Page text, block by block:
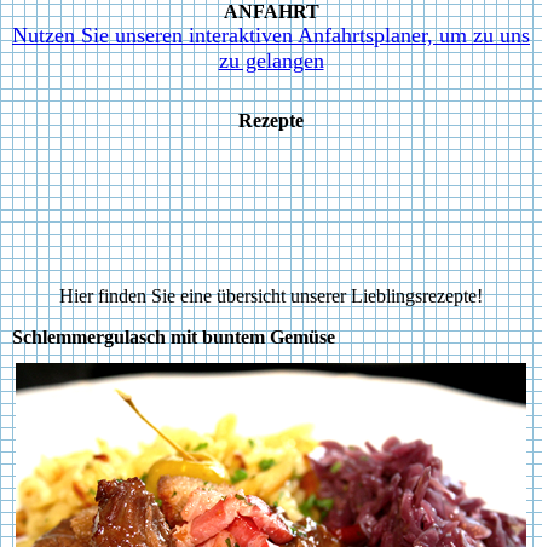
ANFAHRT
Nutzen Sie unseren interaktiven Anfahrtsplaner, um zu uns
zu gelangen
Rezepte
Hier finden Sie eine übersicht unserer Lieblingsrezepte!
Schlemmergulasch mit buntem Gemüse